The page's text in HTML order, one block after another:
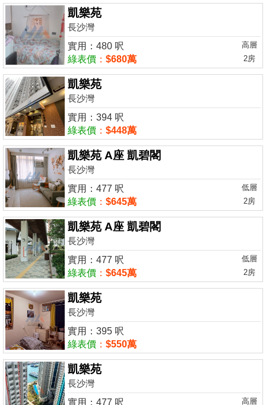
凱樂苑
長沙灣
高層
2房
實用：480 呎
綠表價 ： $680萬
凱樂苑
長沙灣
實用：394 呎
綠表價 ： $448萬
凱樂苑 A座 凱碧閣
長沙灣
低層
2房
實用：477 呎
綠表價 ： $645萬
凱樂苑 A座 凱碧閣
長沙灣
低層
2房
實用：477 呎
綠表價 ： $645萬
凱樂苑
長沙灣
實用：395 呎
綠表價 ： $550萬
凱樂苑
長沙灣
高層
實用：477 呎